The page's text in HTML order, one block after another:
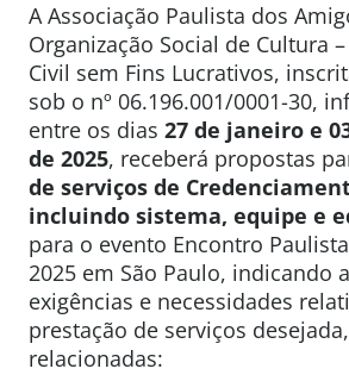
A Associação Paulista dos
Organização Social de Cultura
Civil sem Fins Lucrativos,
sob o nº 06.196.001/0001-30,
entre os dias 27 de janeiro e
de 2025, receberá propostas
de serviços de
incluindo sistema, equipe e
para o evento Encontro
2025 em São Paulo, indicando
exigências e necessidades
prestação de serviços
relacionadas: